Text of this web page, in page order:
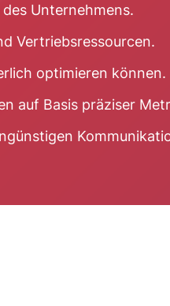
Unternehmens.
Vertriebsressourcen.
optimieren können.
auf Basis präziser